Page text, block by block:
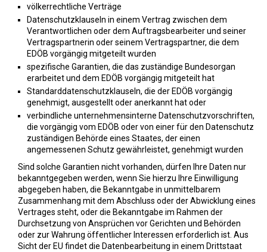
völkerrechtliche Verträge
Datenschutzklauseln in einem Vertrag zwischen dem
Verantwortlichen oder dem Auftragsbearbeiter und seiner
Vertragspartnerin oder seinem Vertragspartner, die dem
EDÖB vorgängig mitgeteilt wurden
spezifische Garantien, die das zuständige Bundesorgan
erarbeitet und dem EDÖB vorgängig mitgeteilt hat
Standarddatenschutzklauseln, die der EDÖB vorgängig
genehmigt, ausgestellt oder anerkannt hat oder
verbindliche unternehmensinterne Datenschutzvorschriften,
die vorgängig vom EDÖB oder von einer für den Datenschutz
zuständigen Behörde eines Staates, der einen
angemessenen Schutz gewährleistet, genehmigt wurden
Sind solche Garantien nicht vorhanden, dürfen Ihre Daten nur
bekanntgegeben werden, wenn Sie hierzu Ihre Einwilligung
abgegeben haben, die Bekanntgabe in unmittelbarem
Zusammenhang mit dem Abschluss oder der Abwicklung eines
Vertrages steht, oder die Bekanntgabe im Rahmen der
Durchsetzung von Ansprüchen vor Gerichten und Behörden
oder zur Wahrung öffentlicher Interessen erforderlich ist. Aus
Sicht der EU findet die Datenbearbeitung in einem Drittstaat